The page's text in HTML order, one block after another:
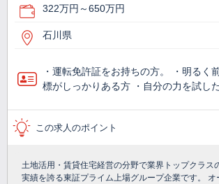
322万円～650万円
石川県
・運転免許証をお持ちの方。 ・明るく
標がしっかりある方 ・自分の力を試し
この求人のポイント
土地活用・賃貸住宅経営の分野で業界トップクラス
実績を誇る東証プライム上場グループ企業です。 オ